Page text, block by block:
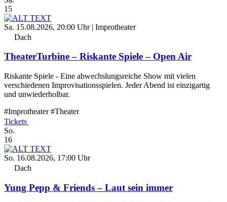
15
Sa. 15.08.2026, 20:00 Uhr | Improtheater
Dach
TheaterTurbine – Riskante Spiele – Open Air
Riskante Spiele - Eine abwechslungsreiche Show mit vielen
verschiedenen Improvisationsspielen. Jeder Abend ist einzigartig
und unwiederholbar.
#Improtheater #Theater
Tickets
So.
16
So. 16.08.2026, 17:00 Uhr
Dach
Yung Pepp & Friends – Laut sein immer